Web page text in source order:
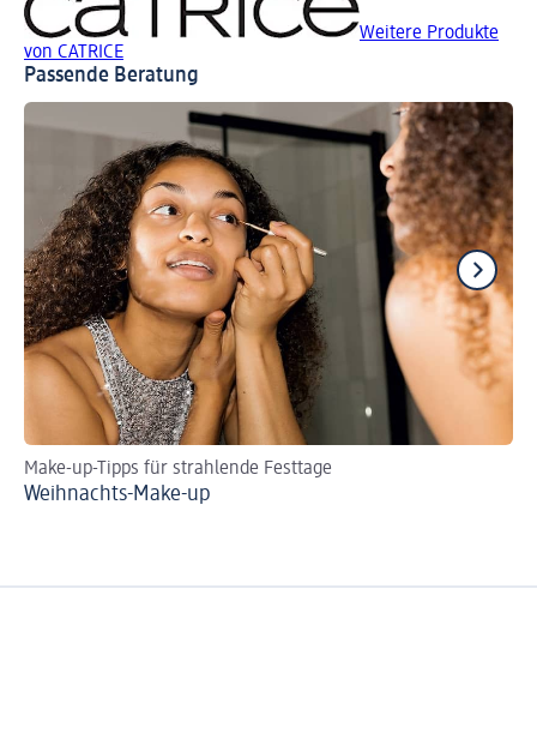
Weitere Produkte
von CATRICE
Passende Beratung
Make-up-Tipps für strahlende Festtage
Weihnachts-Make-up